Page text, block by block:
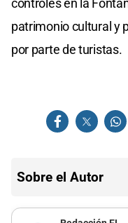
controles en la
patrimonio cultural y
por parte de turistas.
Sobre el Autor